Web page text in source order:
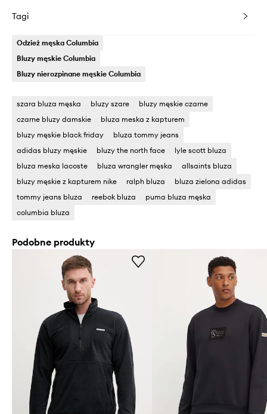
Tagi
Odzież męska Columbia
Bluzy męskie Columbia
Bluzy nierozpinane męskie Columbia
szara bluza męska bluzy szare
bluzy męskie czarne
czarne bluzy damskie
bluza meska z kapturem
bluzy męskie black friday
bluza tommy jeans
adidas bluzy męskie
bluzy the north face
lyle scott bluza
bluza meska lacoste
bluza wrangler męska
allsaints bluza
bluzy męskie z kapturem nike
ralph bluza
bluza zielona adidas
tommy jeans bluza
reebok bluza
puma bluza męska
columbia bluza
Podobne produkty